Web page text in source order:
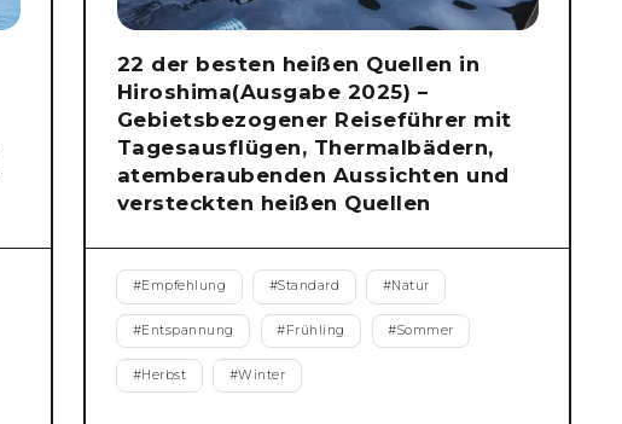
22 der besten heißen Quellen in
Hiroshima(Ausgabe 2025) –
Gebietsbezogener Reiseführer mit
Tagesausflügen, Thermalbädern,
atemberaubenden Aussichten und
versteckten heißen Quellen
#Empfehlung #Standard #Natur
#Entspannung #Frühling #Sommer
#Herbst #Winter